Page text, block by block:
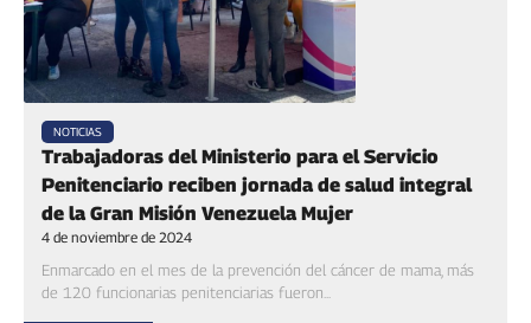
NOTICIAS
Trabajadoras del Ministerio para el Servicio
Penitenciario reciben jornada de salud integral
de la Gran Misión Venezuela Mujer
4 de noviembre de 2024
Enmarcado en el mes de la prevención del cáncer de mama, más
de 120 funcionarias penitenciarias fueron...